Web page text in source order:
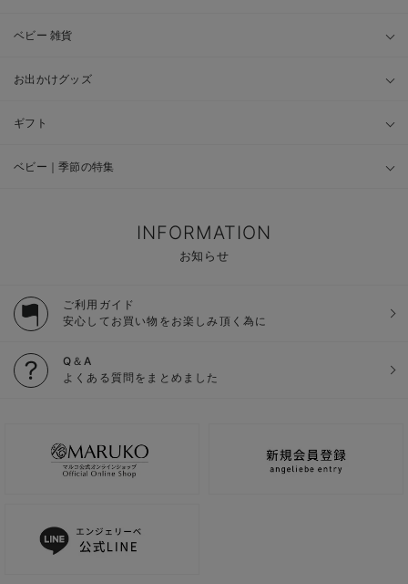
ベビー 雑貨
お出かけグッズ
ギフト
ベビー｜季節の特集
INFORMATION
お知らせ
ご利用ガイド
安心してお買い物をお楽しみ頂く為に
Q＆A
よくある質問をまとめました